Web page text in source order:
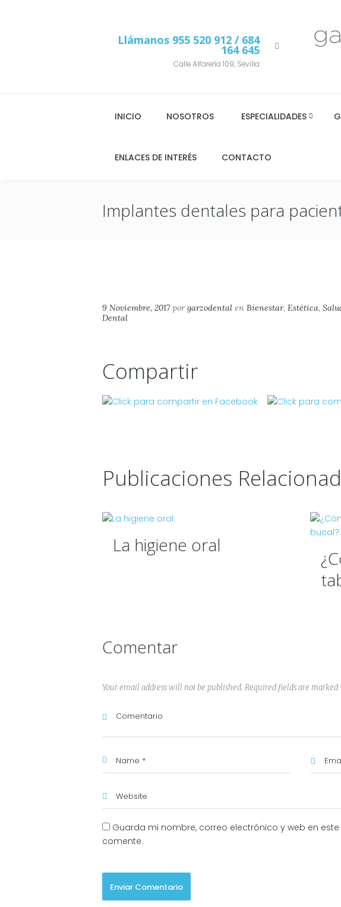
Llámanos 955 520 912 / 684
164 645
Calle Alfarería 109, Sevilla
INICIO NOSOTROS ESPECIALIDADES
ENLACES DE INTERÉS CONTACTO
Implantes dentales para
9 Noviembre, 2017 porgarzodental en Bienestar, Estética,
Dental
Compartir
Publicaciones
La higiene oral
Comentar
Your email address will not be published. Required fields are marked
Guarda mi nombre, correo electrónico y web en
comente.